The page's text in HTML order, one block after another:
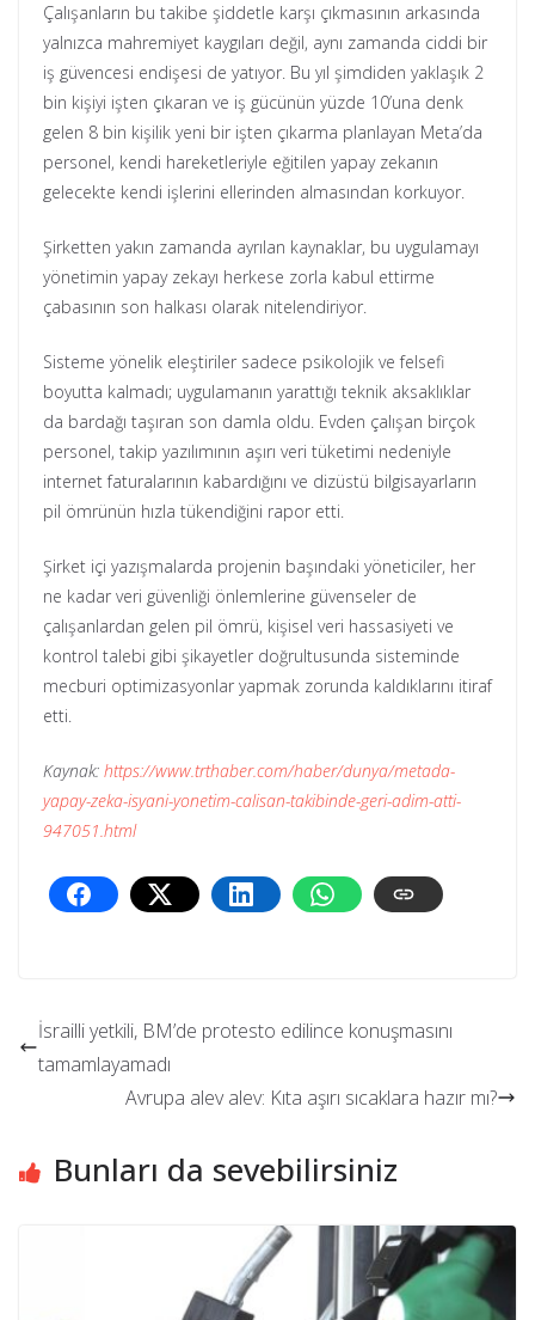
Çalışanların bu takibe şiddetle karşı çıkmasının arkasında
yalnızca mahremiyet kaygıları değil, aynı zamanda ciddi bir
iş güvencesi endişesi de yatıyor. Bu yıl şimdiden yaklaşık 2
bin kişiyi işten çıkaran ve iş gücünün yüzde 10’una denk
gelen 8 bin kişilik yeni bir işten çıkarma planlayan Meta’da
personel, kendi hareketleriyle eğitilen yapay zekanın
gelecekte kendi işlerini ellerinden almasından korkuyor.
Şirketten yakın zamanda ayrılan kaynaklar, bu uygulamayı
yönetimin yapay zekayı herkese zorla kabul ettirme
çabasının son halkası olarak nitelendiriyor.
Sisteme yönelik eleştiriler sadece psikolojik ve felsefi
boyutta kalmadı; uygulamanın yarattığı teknik aksaklıklar
da bardağı taşıran son damla oldu. Evden çalışan birçok
personel, takip yazılımının aşırı veri tüketimi nedeniyle
internet faturalarının kabardığını ve dizüstü bilgisayarların
pil ömrünün hızla tükendiğini rapor etti.
Şirket içi yazışmalarda projenin başındaki yöneticiler, her
ne kadar veri güvenliği önlemlerine güvenseler de
çalışanlardan gelen pil ömrü, kişisel veri hassasiyeti ve
kontrol talebi gibi şikayetler doğrultusunda sisteminde
mecburi optimizasyonlar yapmak zorunda kaldıklarını itiraf
etti.
Kaynak: https://www.trthaber.com/haber/dunya/metada-
yapay-zeka-isyani-yonetim-calisan-takibinde-geri-adim-atti-
947051.html
İsrailli yetkili, BM’de protesto edilince konuşmasını
tamamlayamadı
Avrupa alev alev: Kıta aşırı sıcaklara hazır mı?
Bunları da sevebilirsiniz